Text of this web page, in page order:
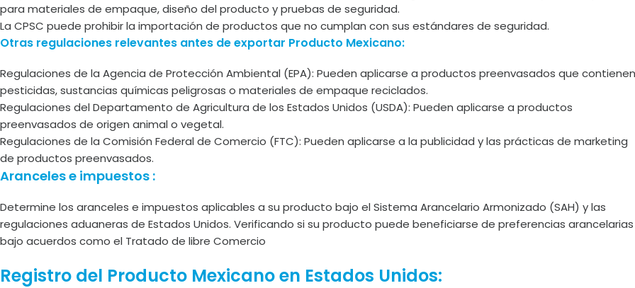
para materiales de empaque, diseño del producto y pruebas de seguridad.
La CPSC puede prohibir la importación de productos que no cumplan con sus estándares de seguridad.
Otras regulaciones relevantes antes de exportar Producto Mexicano:
Regulaciones de la Agencia de Protección Ambiental (EPA): Pueden aplicarse a productos preenvasados que contienen
pesticidas, sustancias químicas peligrosas o materiales de empaque reciclados.
Regulaciones del Departamento de Agricultura de los Estados Unidos (USDA): Pueden aplicarse a productos
preenvasados de origen animal o vegetal.
Regulaciones de la Comisión Federal de Comercio (FTC): Pueden aplicarse a la publicidad y las prácticas de marketing
de productos preenvasados.
Aranceles e impuestos :
Determine los aranceles e impuestos aplicables a su producto bajo el Sistema Arancelario Armonizado (SAH) y las
regulaciones aduaneras de Estados Unidos. Verificando si su producto puede beneficiarse de preferencias arancelarias
bajo acuerdos como el Tratado de libre Comercio
Registro del Producto Mexicano en Estados Unidos: